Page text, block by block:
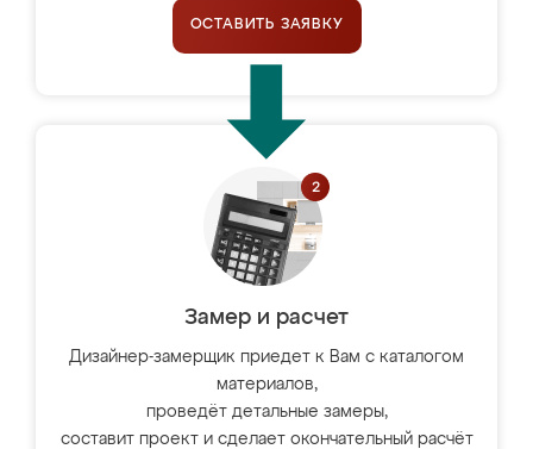
ОСТАВИТЬ ЗАЯВКУ
Замер и расчет
Дизайнер-замерщик приедет к Вам с каталогом
материалов,
проведёт детальные замеры,
составит проект и сделает окончательный расчёт